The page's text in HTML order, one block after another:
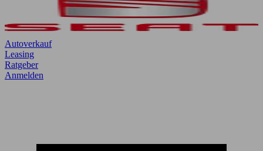
Autoverkauf
Leasing
Ratgeber
Anmelden